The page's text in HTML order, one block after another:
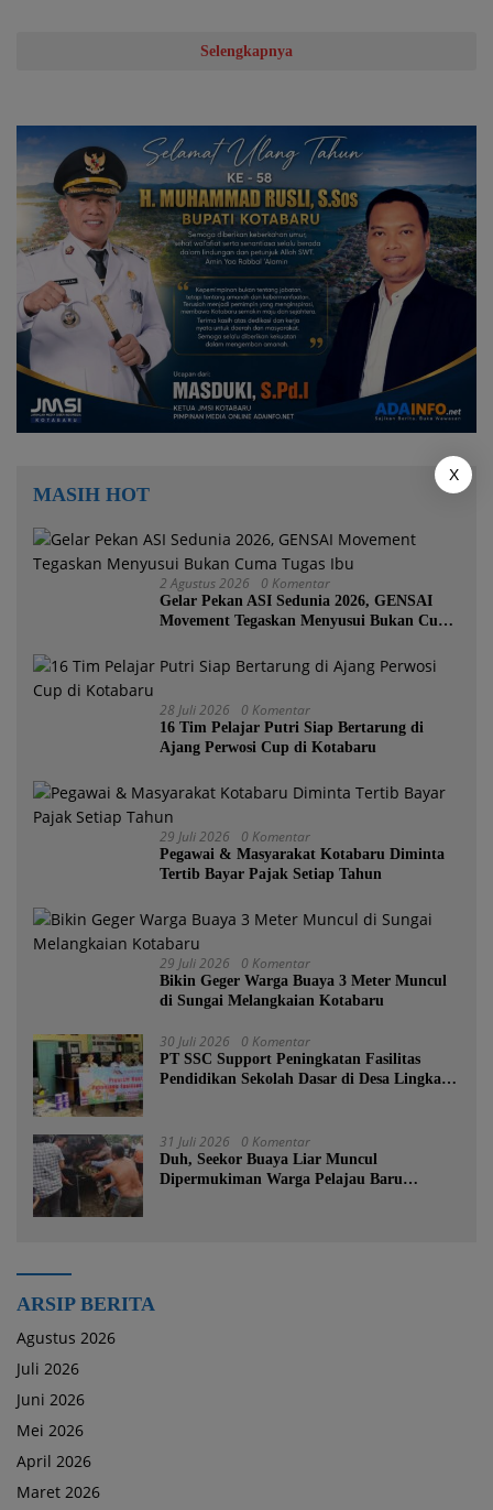
Selengkapnya
MASIH HOT
2 Agustus 2026 0 Komentar
Gelar Pekan ASI Sedunia 2026, GENSAI
Movement Tegaskan Menyusui Bukan Cuma
28 Juli 2026 0 Komentar
16 Tim Pelajar Putri Siap Bertarung di
Ajang Perwosi Cup di Kotabaru
29 Juli 2026 0 Komentar
Pegawai & Masyarakat Kotabaru Diminta
Tertib Bayar Pajak Setiap Tahun
29 Juli 2026 0 Komentar
Bikin Geger Warga Buaya 3 Meter Muncul
di Sungai Melangkaian Kotabaru
30 Juli 2026 0 Komentar
PT SSC Support Peningkatan Fasilitas
Pendidikan Sekolah Dasar di Desa Lingkar
31 Juli 2026 0 Komentar
Duh, Seekor Buaya Liar Muncul
Dipermukiman Warga Pelajau Baru
ARSIP BERITA
Agustus 2026
Juli 2026
Juni 2026
Mei 2026
April 2026
Maret 2026
X